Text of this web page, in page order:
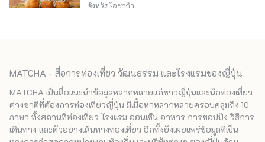
จังหวัดโอซาก้า
MATCHA - สื่อการท่องเที่ยว วัฒนธรรม และโรงแรมของญี่ปุ่น
MATCHA เป็นสื่อแนะนำข้อมูลหลากหลายแก่ชาวญี่ปุ่นและนักท่องเที่ยว
ต่างชาติที่ต้องการท่องเที่ยวญี่ปุ่น มีเนื้อหาหลากหลายครอบคลุมถึง 10
ภาษา ทั้งสถานที่ท่องเที่ยว โรงแรม ออนเซ็น อาหาร การชอปปิง วิธีการ
เดินทาง และตัวอย่างเส้นทางท่องเที่ยว อีกทั้งยังเผยแพร่ข้อมูลที่เป็น